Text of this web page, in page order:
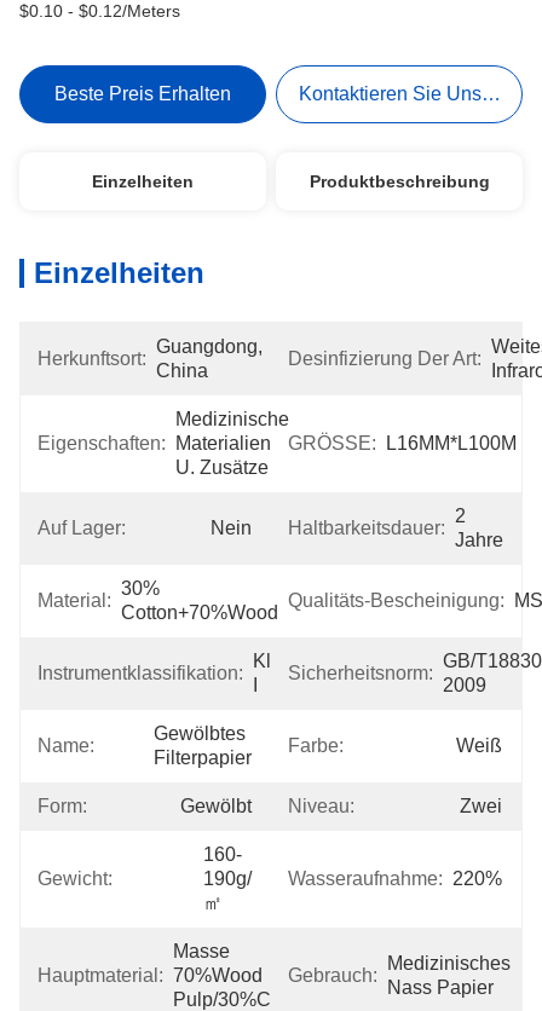
$0.10 - $0.12/Meters
Beste Preis Erhalten Kontaktieren Sie Uns Jetzt
Einzelheiten Produktbeschreibung
Einzelheiten
Herkunftsort:
Guangdong,
China
Desinfizierung Der Art:
Eigenschaften:
Medizinische
Materialien
U. Zusätze
GRÖSSE: L16MM*L100M
Auf Lager: Nein Haltbarkeitsdauer:
2
Jahre
Material:
30%
Cotton+70%wood
Qualitäts-Bescheinigung:
Instrumentklassifikation:
Klasse
Sicherheitsnorm:
GB/
2009
Name:
Gewölbtes
Filterpapier
Farbe: Weiß
Form: Gewölbt Niveau: Zwei
Gewicht:
160-
190g/
㎡
Wasseraufnahme: 220%
Hauptmaterial:
Masse
70%Wood
Pulp/30%Cotton
Gebrauch:
Medizinisches
Nass Papier